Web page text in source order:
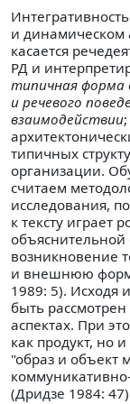
и динамическом
касается
РД и
типичная форма
и речевого
взаимодействии
типичных
организации.
считаем
исследования,
к тексту играет
возникновение
и внешнюю
1989: 5). Исходя
быть рассмотрен
аспектах. При
как продукт, но
"образ и объект
(Дридзе 1984: